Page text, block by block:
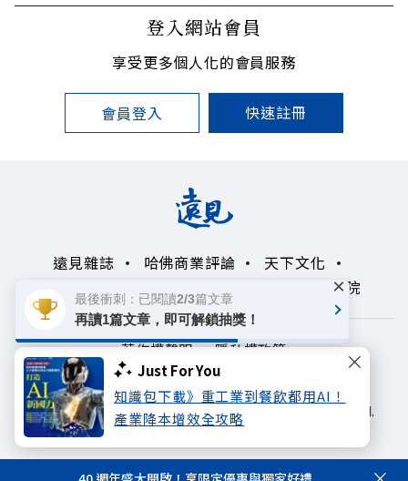
Just For You
知識包下載》重工業到餐飲都用AI！
產業降本增效全攻略
登入網站會員
享受更多個人化的會員服務
會員登入 快速註冊
遠見雜誌 哈佛商業評論
天下文化
未來親子學習平台
50+ 領導影響力學院
著作權聲明
隱私權政策
Copyright© 1999~2026
遠見天下文化出版股份有限公司. All rights reserved.
最後衝刺：已閱讀2/3篇文章
再讀1篇文章，即可解鎖抽獎！
×